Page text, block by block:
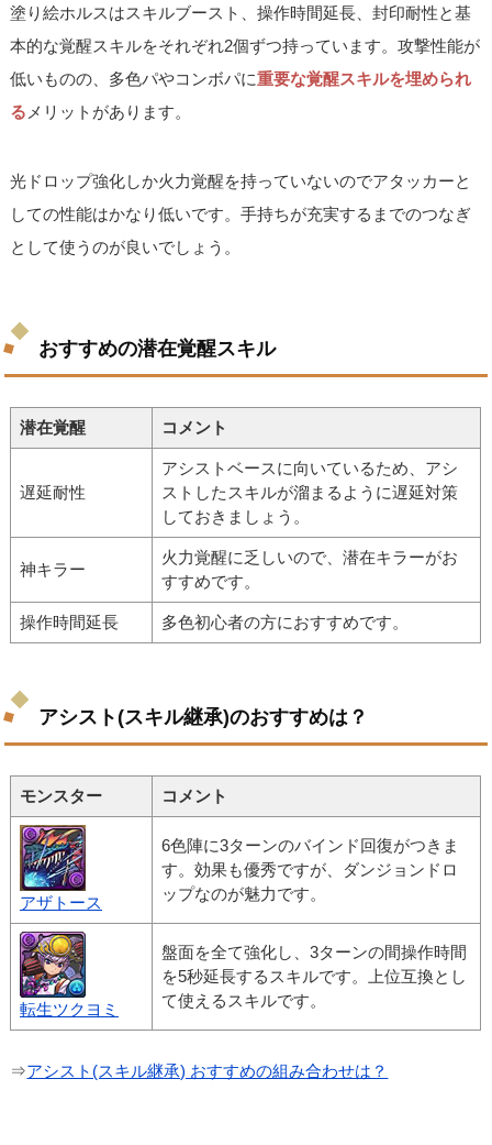
塗り絵ホルスはスキルブースト、操作時間延長、封印耐性と基
本的な覚醒スキルをそれぞれ2個ずつ持っています。攻撃性能が
低いものの、多色パやコンボパに重要な覚醒スキルを埋められ
る メリットがあります。
光ドロップ強化しか火力覚醒を持っていないのでアタッカーと
しての性能はかなり低いです。手持ちが充実するまでのつなぎ
として使うのが良いでしょう。
おすすめの潜在覚醒スキル
潜在覚醒 コメント
遅延耐性
アシストベースに向いているため、アシ
ストしたスキルが溜まるように遅延対策
しておきましょう。
神キラー
火力覚醒に乏しいので、潜在キラーがお
すすめです。
操作時間延長 多色初心者の方におすすめです。
アシスト(スキル継承)のおすすめは？
モンスター コメント
アザトース
6色陣に3ターンのバインド回復がつきま
す。効果も優秀ですが、ダンジョンドロ
ップなのが魅力です。
転生ツクヨミ
盤面を全て強化し、3ターンの間操作時間
を5秒延長するスキルです。上位互換とし
て使えるスキルです。
⇒アシスト(スキル継承) おすすめの組み合わせは？